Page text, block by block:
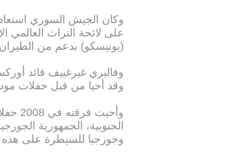
على لائحة التراث العالمي
(يونيسكو) بدعم من
وقد أحيا من قبل حفلات
الجنوبية، الجمهورية
وجورجيا للسيطرة على هذه